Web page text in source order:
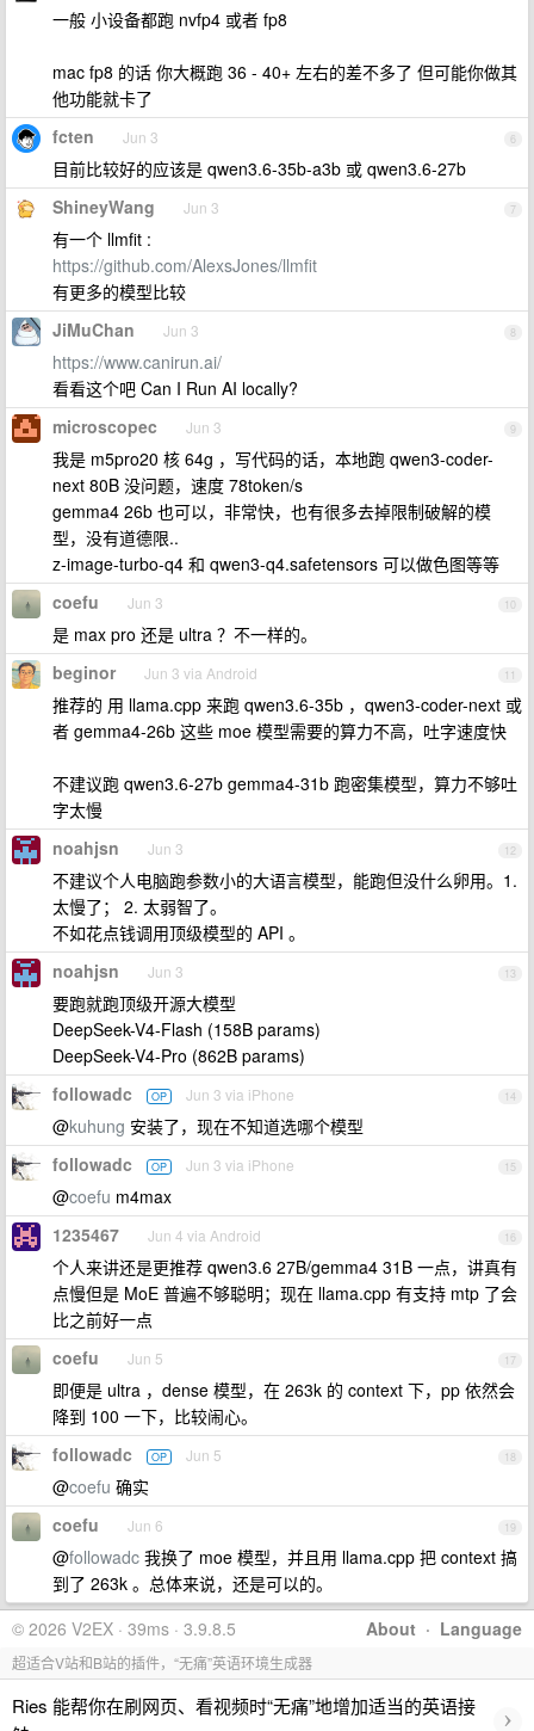
一般 小设备都跑 nvfp4 或者 fp8
mac fp8 的话 你大概跑 36 - 40+ 左右的差不多了 但可能你做其
他功能就卡了
6
fcten Jun 3
目前比较好的应该是 qwen3.6-35b-a3b 或 qwen3.6-27b
7
ShineyWang Jun 3
有一个 llmfit :
https://github.com/AlexsJones/llmfit
有更多的模型比较
8
JiMuChan Jun 3
https://www.canirun.ai/
看看这个吧 Can I Run AI locally?
9
microscopec Jun 3
我是 m5pro20 核 64g ，写代码的话，本地跑 qwen3-coder-
next 80B 没问题，速度 78token/s
gemma4 26b 也可以，非常快，也有很多去掉限制破解的模
型，没有道德限..
z-image-turbo-q4 和 qwen3-q4.safetensors 可以做色图等等
10
coefu Jun 3
是 max pro 还是 ultra ？不一样的。
11
beginor Jun 3 via Android
推荐的 用 llama.cpp 来跑 qwen3.6-35b ，qwen3-coder-next 或
者 gemma4-26b 这些 moe 模型需要的算力不高，吐字速度快
不建议跑 qwen3.6-27b gemma4-31b 跑密集模型，算力不够吐
字太慢
12
noahjsn Jun 3
不建议个人电脑跑参数小的大语言模型，能跑但没什么卵用。1.
太慢了； 2. 太弱智了。
不如花点钱调用顶级模型的 API 。
13
noahjsn Jun 3
要跑就跑顶级开源大模型
DeepSeek-V4-Flash (158B params)
DeepSeek-V4-Pro (862B params)
14
followadc OP Jun 3 via iPhone
@kuhung 安装了，现在不知道选哪个模型
15
followadc OP Jun 3 via iPhone
@coefu m4max
16
1235467 Jun 4 via Android
个人来讲还是更推荐 qwen3.6 27B/gemma4 31B 一点，讲真有
点慢但是 MoE 普遍不够聪明；现在 llama.cpp 有支持 mtp 了会
比之前好一点
17
coefu Jun 5
即便是 ultra ，dense 模型，在 263k 的 context 下，pp 依然会
降到 100 一下，比较闹心。
18
followadc OP Jun 5
@coefu 确实
19
coefu Jun 6
@followadc 我换了 moe 模型，并且用 llama.cpp 把 context 搞
到了 263k 。总体来说，还是可以的。
About · Language
© 2026 V2EX · 39ms · 3.9.8.5
超适合V站和B站的插件，“无痛”英语环境生成器
Ries 能帮你在刷网页、看视频时“无痛”地增加适当的英语接
›